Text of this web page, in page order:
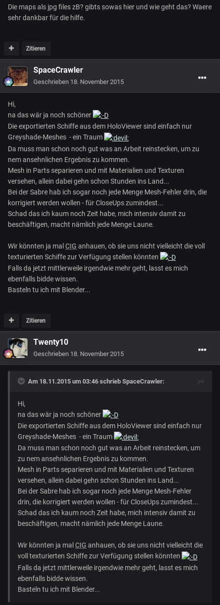
Die maps als jpg files zB? gibts sowas hier und wie geht das? Waere
sehr dankbar für die hilfe.
Zitieren
SpaceCrawler
Geschrieben 18. November 2015
Hi,
na das wär ja noch schöner
Die exportierten Schiffe aus dem HoloViewer sind einfach nur
Greyshade-Meshes - ein Traum
Da muss man schon noch gut was an Arbeit reinstecken, um zu
nem ansehnlichen Ergebnis zu kommen.
Mesh in Parts separieren und mit Materialien und Texturen
versehen, allein dabei gehn schon Stunden ins Land...
Bei der Sabre hab ich sogar noch jede Menge Mesh-Fehler drin, die
korrigiert werden wollen - für CloseUps zumindest...
Schad das ich kaum noch Zeit habe, mich intensiv damit zu
beschäftigen, macht nämlich jede Menge Laune.
Wir könnten ja malCIG anhauen, ob sie uns nicht vielleicht die voll
texturierten Schiffe zur Verfügung stellen könnten
Falls da jetzt mittlerweile irgendwie mehr geht, lasst es mich
ebenfalls bidde wissen.
Basteln tu ich mit Blender...
Zitieren
Twenty10
Geschrieben 18. November 2015
Am 18.11.2015 um 03:46 schrieb SpaceCrawler:
Hi,
na das wär ja noch schöner
Die exportierten Schiffe aus dem HoloViewer sind einfach nur
Greyshade-Meshes - ein Traum
Da muss man schon noch gut was an Arbeit reinstecken, um
zu nem ansehnlichen Ergebnis zu kommen.
Mesh in Parts separieren und mit Materialien und Texturen
versehen, allein dabei gehn schon Stunden ins Land...
Bei der Sabre hab ich sogar noch jede Menge Mesh-Fehler
drin, die korrigiert werden wollen - für CloseUps zumindest...
Schad das ich kaum noch Zeit habe, mich intensiv damit zu
beschäftigen, macht nämlich jede Menge Laune.
Wir könnten ja mal CIG anhauen, ob sie uns nicht vielleicht die
voll texturierten Schiffe zur Verfügung stellen könnten
Falls da jetzt mittlerweile irgendwie mehr geht, lasst es mich
ebenfalls bidde wissen.
Basteln tu ich mit Blender...